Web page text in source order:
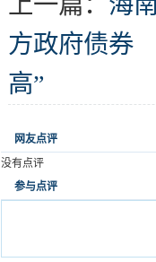
方政府债券
高”
网友点评
没有点评
参与点评